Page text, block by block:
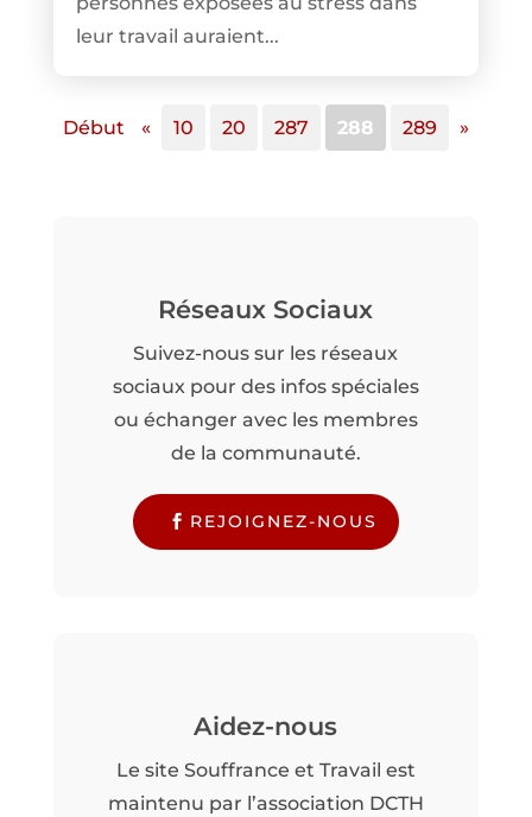
leur travail auraient...
Début « 10 20 287 288 289 »
Réseaux Sociaux
Suivez-nous sur les réseaux
sociaux pour des infos spéciales
ou échanger avec les membres
de la communauté.
REJOIGNEZ-NOUS
Aidez-nous
Le site Souffrance et Travail est
maintenu par l’association DCTH